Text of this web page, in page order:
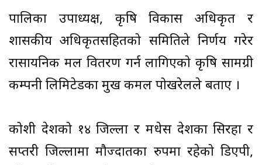
पालिका उपाध्यक्ष, कृषि विकास अधिकृत र
प्रशासकीय अधिकृतसहितको समितिले निर्णय गरेर
रासायनिक मल वितरण गर्न लागिएको कृषि सामग्री
कम्पनी लिमिटेडका प्रमुख कमल पोखरेलले बताए ।
कोशी प्रदेशको १४ जिल्ला र मधेस प्रदेशका सिरहा र
सप्तरी जिल्लामा मौज्दातका रुपमा रहेको डिएपी,